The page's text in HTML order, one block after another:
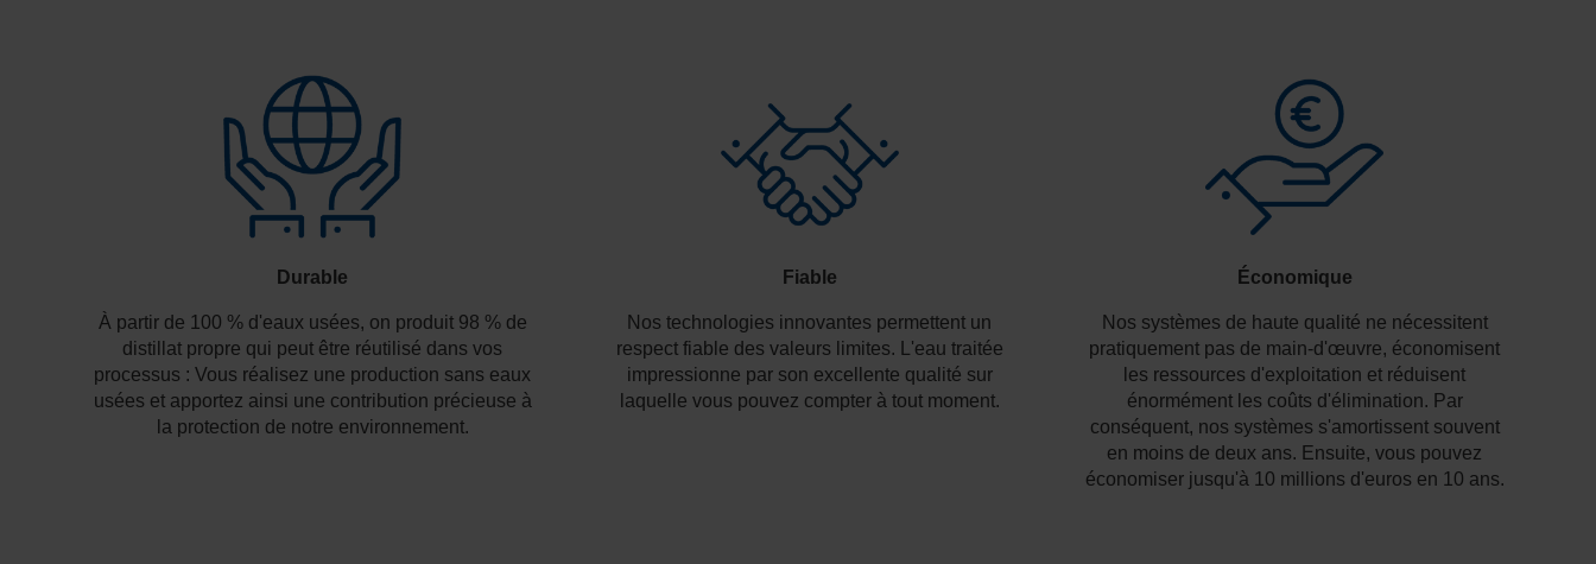
Durable
À partir de 100 % d'eaux usées, on produit 98 % de
distillat propre qui peut être réutilisé dans vos
processus : Vous réalisez une production sans eaux
usées et apportez ainsi une contribution précieuse à
la protection de notre environnement.
Fiable
Nos technologies innovantes permettent un
respect fiable des valeurs limites. L'eau traitée
impressionne par son excellente qualité sur
laquelle vous pouvez compter à tout moment.
Économique
Nos systèmes de haute qualité ne nécessitent
pratiquement pas de main-d'œuvre, économisent
les ressources d'exploitation et réduisent
énormément les coûts d'élimination. Par
conséquent, nos systèmes s'amortissent souvent
en moins de deux ans. Ensuite, vous pouvez
économiser jusqu'à 10 millions d'euros en 10 ans.